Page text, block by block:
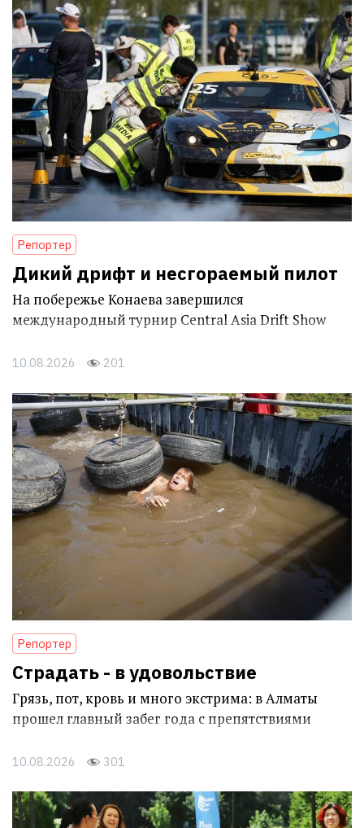
Репортер
Дикий дрифт и несгораемый пилот
На побережье Конаева завершился
международный турнир Central Asia Drift Show
10.08.2026 201
Репортер
Страдать - в удовольствие
Грязь, пот, кровь и много экстрима: в Алматы
прошел главный забег года с препятствиями
10.08.2026 301